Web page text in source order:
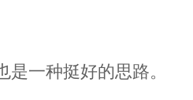
是一种挺好的思路。